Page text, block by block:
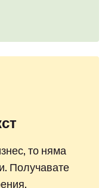
то няма
Получавате